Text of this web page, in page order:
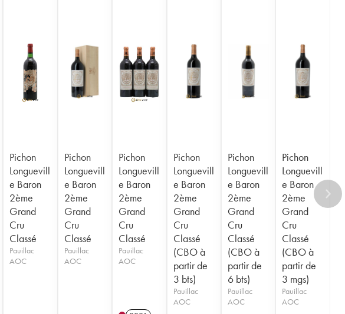
Pichon
Longuevill
e Baron
2ème
Grand
Cru
Classé
Pauillac
AOC
Pichon
Longuevill
e Baron
2ème
Grand
Cru
Classé
Pauillac
AOC
Pichon
Longuevill
e Baron
2ème
Grand
Cru
Classé
Pauillac
AOC
Pichon
Longuevill
e Baron
2ème
Grand
Cru
Classé
(CBO à
partir de
3 bts)
Pauillac
AOC
Pichon
Longuevill
e Baron
2ème
Grand
Cru
Classé
(CBO à
partir de
6 bts)
Pauillac
AOC
Pichon
Longuevill
e Baron
2ème
Grand
Cru
Classé
(CBO à
partir de
3 mgs)
Pauillac
AOC